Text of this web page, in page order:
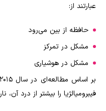
عبارتند از:
حافظه از بین می‌رود
مشکل در تمرکز
مشکل در هوشیاری
فیبرومیالژیا را بیشتر از درد آن،